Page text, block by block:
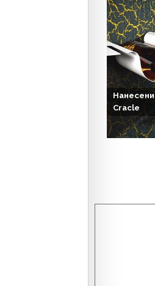
Cracle